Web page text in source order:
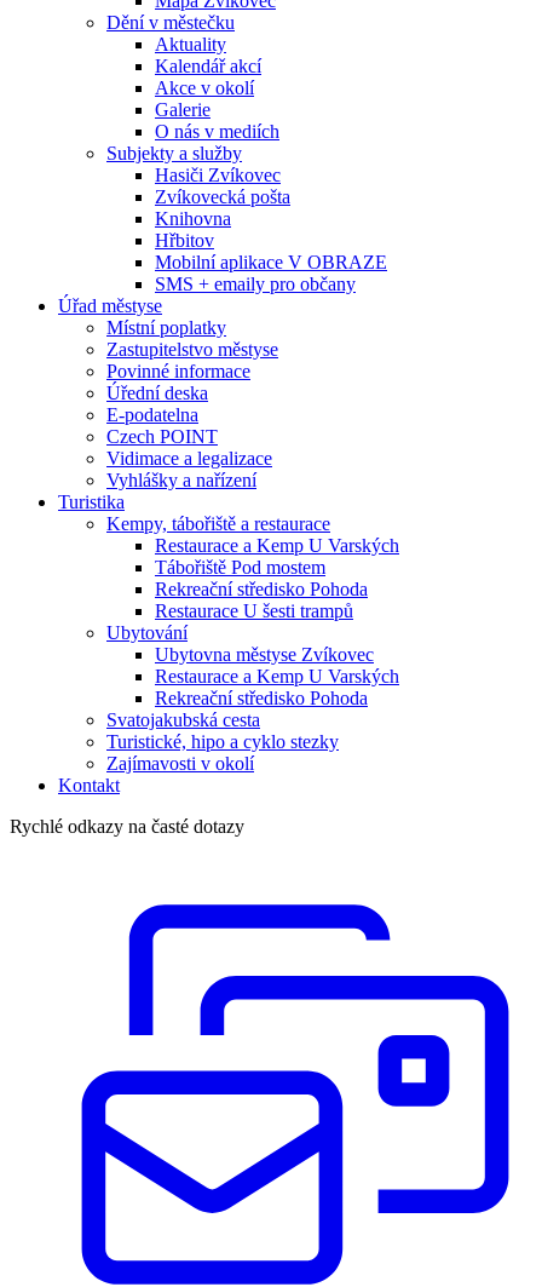
Dění v městečku
Aktuality
Kalendář akcí
Akce v okolí
Galerie
O nás v mediích
Subjekty a služby
Hasiči Zvíkovec
Zvíkovecká pošta
Knihovna
Hřbitov
Mobilní aplikace V OBRAZE
SMS + emaily pro občany
Úřad městyse
Místní poplatky
Zastupitelstvo městyse
Povinné informace
Úřední deska
E-podatelna
Czech POINT
Vidimace a legalizace
Vyhlášky a nařízení
Turistika
Kempy, tábořiště a restaurace
Restaurace a Kemp U Varských
Tábořiště Pod mostem
Rekreační středisko Pohoda
Restaurace U šesti trampů
Ubytování
Ubytovna městyse Zvíkovec
Restaurace a Kemp U Varských
Rekreační středisko Pohoda
Svatojakubská cesta
Turistické, hipo a cyklo stezky
Zajímavosti v okolí
Kontakt
Rychlé odkazy na časté dotazy